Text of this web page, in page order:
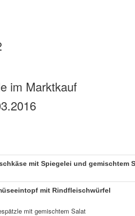
im Marktkauf
mit Spiegelei und gemischtem
mit Rindfleischwürfel
mit gemischtem Salat